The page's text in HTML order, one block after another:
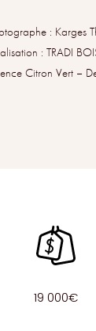
: Karges
: TRADI
Citron Vert –
19 000€